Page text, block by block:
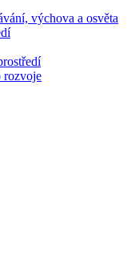
výchova a osvěta
rozvoje